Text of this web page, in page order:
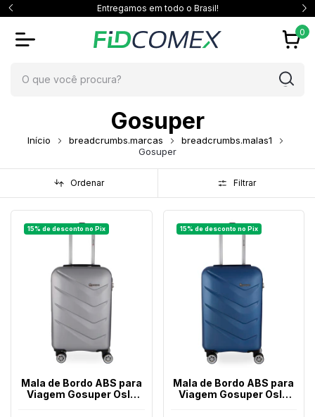
Entregamos em todo o Brasil!
0
Gosuper
Início breadcrumbs.marcas
breadcrumbs.malas1
Gosuper
Ordenar Filtrar
Mala de Bordo ABS para
Viagem Gosuper Oslo
Mala de Bordo ABS para
Viagem Gosuper Oslo